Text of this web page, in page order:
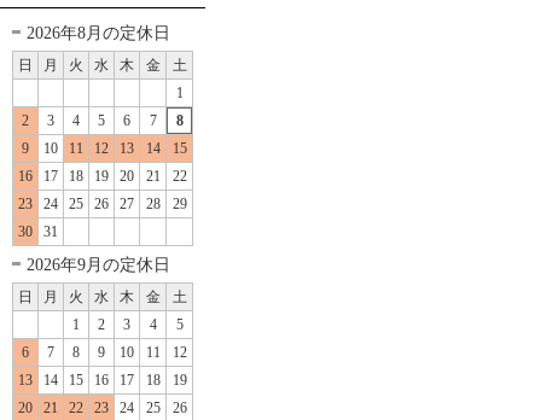
2026年8月の定休日
日 月 火 水 木 金
土
1
2
3 4 5 6 7
8
9
10 11 12 13 14
15
16
17 18 19 20 21
22
23
24 25 26 27 28
29
30
31
2026年9月の定休日
日 月 火 水 木 金
土
1
2 3 4
5
6
7 8 9 10 11
12
13
14 15 16 17 18
19
20
21 22 23 24 25
26